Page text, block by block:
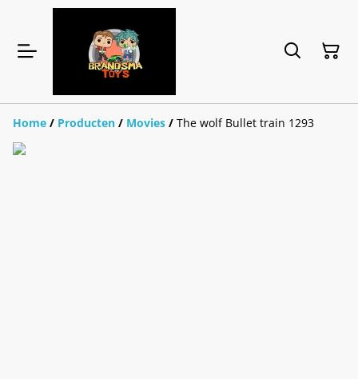
Home / Producten / Movies / The wolf Bullet train 1293